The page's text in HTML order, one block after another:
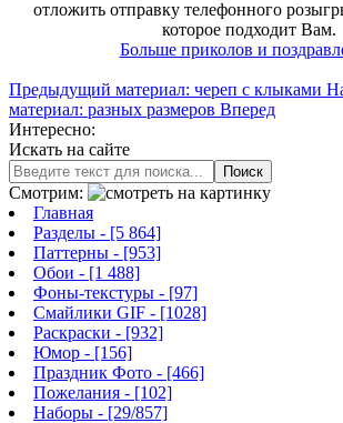
отложить отправку телефонного
которое подходит Вам.
Больше приколов и
Предыдущий материал: череп с клыками
материал: разных размеров Вперед
Интересно:
Искать на сайте
Поиск
Смотрим:
Главная
Разделы - [5 864]
Паттерны - [953]
Обои - [1 488]
Фоны-текстуры - [97]
Смайлики GIF - [1028]
Раскраски - [932]
Юмор - [156]
Праздник Фото - [466]
Пожелания - [102]
Наборы - [29/857]